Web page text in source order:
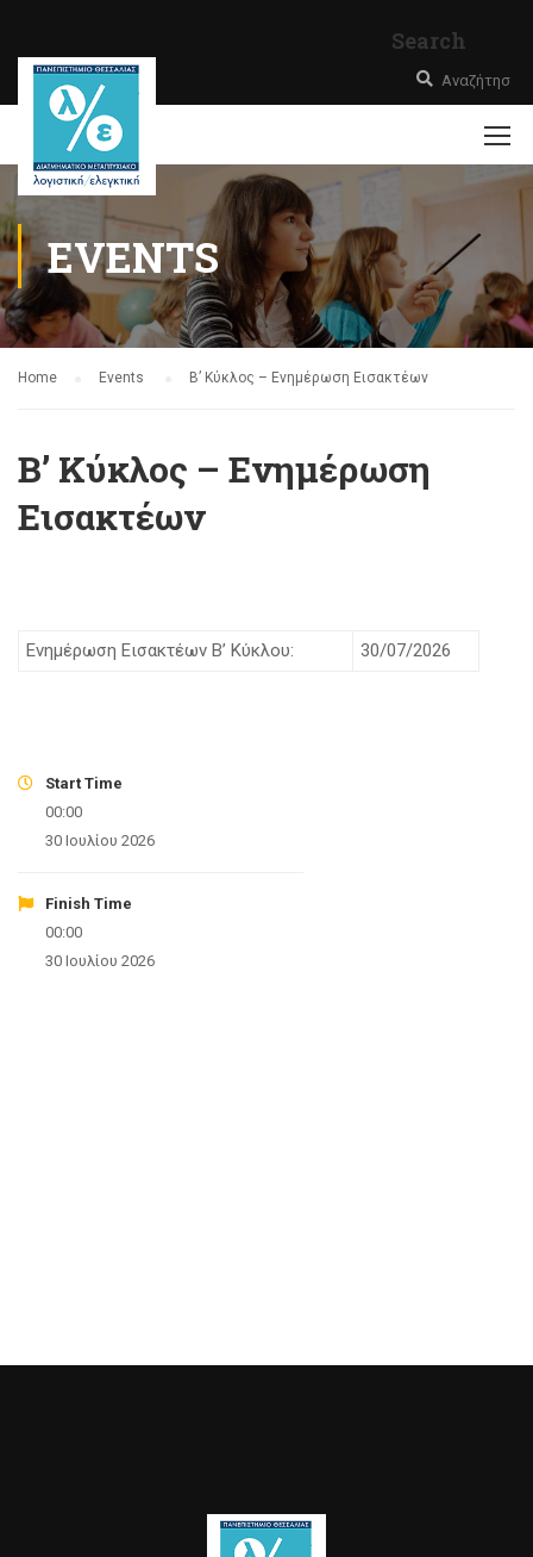
Search
EVENTS
Home Events Β’ Κύκλος – Ενημέρωση Εισακτέων
Β’ Κύκλος – Ενημέρωση
Εισακτέων
Ενημέρωση Εισακτέων Β’ Κύκλου: 30/07/2026
Start Time
00:00
30 Ιουλίου 2026
Finish Time
00:00
30 Ιουλίου 2026